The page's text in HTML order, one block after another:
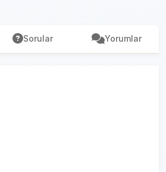
Sorular Yorumlar